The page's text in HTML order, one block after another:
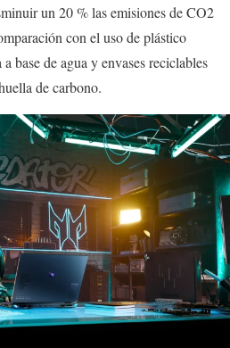
un 20 % las emisiones de CO2
con el uso de plástico
base de agua y envases reciclables
de carbono.